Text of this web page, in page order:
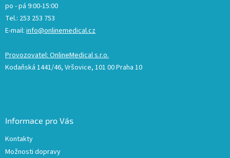
po - pá 9:00-15:00
Tel.: 253 253 753
E-mail: info@onlinemedical.cz
Provozovatel: OnlineMedical s.r.o.
Kodaňská 1441/46, Vršovice, 101 00 Praha 10
Informace pro Vás
Kontakty
Možnosti dopravy